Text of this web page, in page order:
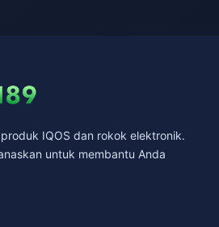
produk IQOS dan rokok elektronik.
untuk membantu Anda